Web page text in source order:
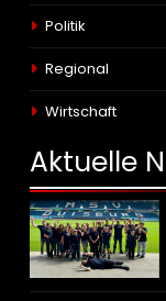
Politik
Regional
Wirtschaft
Aktuelle